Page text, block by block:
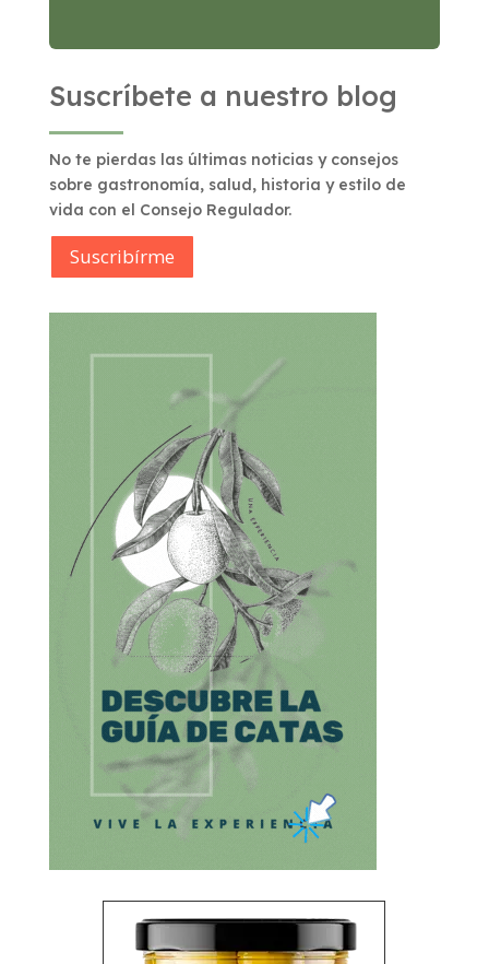
Suscríbete a nuestro blog
No te pierdas las últimas noticias y consejos
sobre gastronomía, salud, historia y estilo de
vida con el Consejo Regulador.
Suscribírme